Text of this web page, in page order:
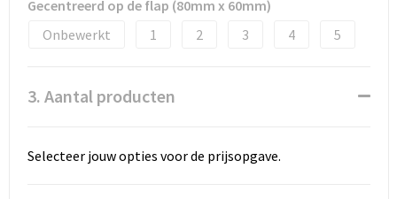
Sport
Gecentreerd op de flap (80mm x 60mm)
Onbewerkt
1 2 3 4 5
3. Aantal producten
Selecteer jouw opties voor de prijsopgave.